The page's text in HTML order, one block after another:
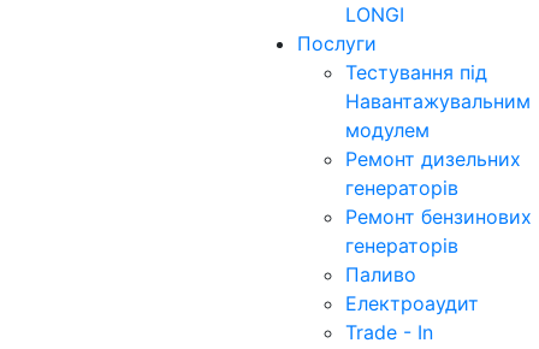
LONGI
Послуги
Тестування під
Навантажувальним
модулем
Ремонт дизельних
генераторів
Ремонт бензинових
генераторів
Паливо
Електроаудит
Trade - In